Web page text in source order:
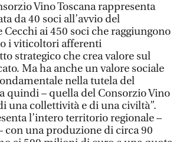
Vino Toscana rappresenta
da 40 soci all’avvio del
ai 450 soci che raggiungono
i viticoltori afferenti
strategico che crea valore sul
Ma ha anche un valore sociale
nella tutela del
quindi – quella del Consorzio Vino
una collettività e di una civiltà”.
l’intero territorio regionale –
con una produzione di circa 90